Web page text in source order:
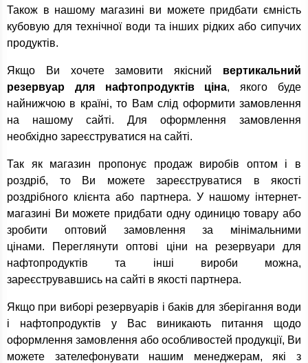
Також в нашому магазині ви можете придбати ємність
кубовую для технічної води та інших рідких або сипучих
продуктів.
Якщо Ви хочете замовити якісний вертикальний
резервуар для нафтопродуктів ціна, якого буде
найнижчою в країні, то Вам слід оформити замовлення
на нашому сайті. Для оформлення замовлення
необхідно зареєструватися на сайті.
Так як магазин пропонує продаж виробів оптом і в
роздріб, то Ви можете зареєструватися в якості
роздрібного клієнта або партнера. У нашому інтернет-
магазині Ви можете придбати одну одиницю товару або
зробити оптовий замовлення за мінімальними
цінами. Переглянути оптові ціни на резервуари для
нафтопродуктів та інші вироби можна,
зареєструвавшись на сайті в якості партнера.
Якщо при виборі резервуарів і баків для зберігання води
і нафтопродуктів у Вас виникають питання щодо
оформлення замовлення або особливостей продукції, Ви
можете зателефонувати нашим менеджерам, які з